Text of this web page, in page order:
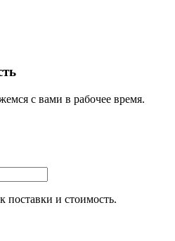
с вами в рабочее время.
поставки и стоимость.